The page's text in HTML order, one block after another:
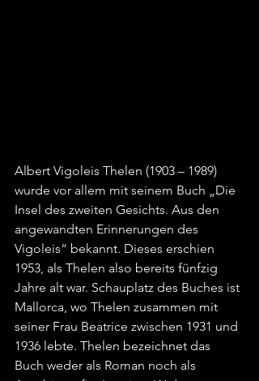
Albert Vigoleis Thelen (1903 – 1989)
wurde vor allem mit seinem Buch „Die
Insel des zweiten Gesichts. Aus den
angewandten Erinnerungen des
Vigoleis“ bekannt. Dieses erschien
1953, als Thelen also bereits fünfzig
Jahre alt war. Schauplatz des Buches ist
Mallorca, wo Thelen zusammen mit
seiner Frau Beatrice zwischen 1931 und
1936 lebte. Thelen bezeichnet das
Buch weder als Roman noch als